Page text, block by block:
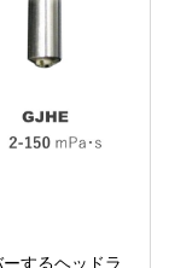
するヘッドラ